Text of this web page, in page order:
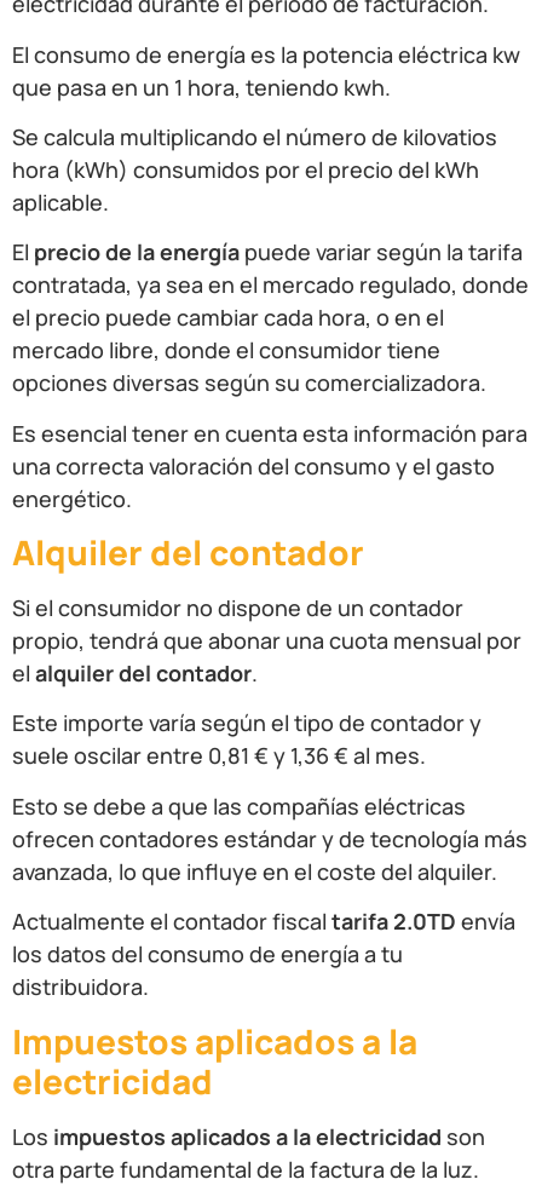
El consumo de energía es la potencia eléctrica kw
que pasa en un 1 hora, teniendo kwh.
Se calcula multiplicando el número de kilovatios
hora (kWh) consumidos por el precio del kWh
aplicable.
El precio de la energía puede variar según la tarifa
contratada, ya sea en el mercado regulado, donde
el precio puede cambiar cada hora, o en el
mercado libre, donde el consumidor tiene
opciones diversas según su comercializadora.
Es esencial tener en cuenta esta información para
una correcta valoración del consumo y el gasto
energético.
Alquiler del contador
Si el consumidor no dispone de un contador
propio, tendrá que abonar una cuota mensual por
el alquiler del contador.
Este importe varía según el tipo de contador y
suele oscilar entre 0,81 € y 1,36 € al mes.
Esto se debe a que las compañías eléctricas
ofrecen contadores estándar y de tecnología más
avanzada, lo que influye en el coste del alquiler.
Actualmente el contador fiscal tarifa 2.0TD envía
los datos del consumo de energía a tu
distribuidora.
Impuestos aplicados a la
electricidad
Los impuestos aplicados a la electricidad son
otra parte fundamental de la factura de la luz.